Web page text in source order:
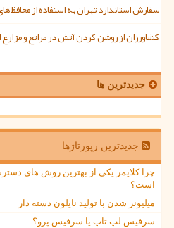
سفارش استاندارد تهران به استفاده از محافظ
کشاورزان از روشن کردن آتش در مراتع و
جدیدترین ها
جدیدترین رپورتاژها
چرا کلایمر یکی از بهترین روش های
است؟
میلیونر شدن با تولید نایلون دسته دار
سرفیس لپ تاپ یا سرفیس پرو؟